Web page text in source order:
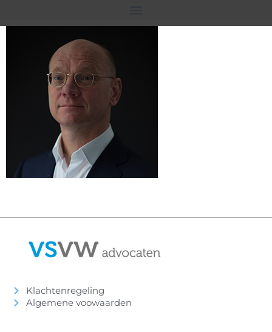
Klachtenregeling
Algemene voowaarden